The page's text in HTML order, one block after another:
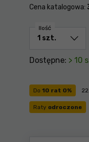
Cena katalogowa:
Do 10 rat 0%
Raty odroczone
Ilość
Dostępne: > 10